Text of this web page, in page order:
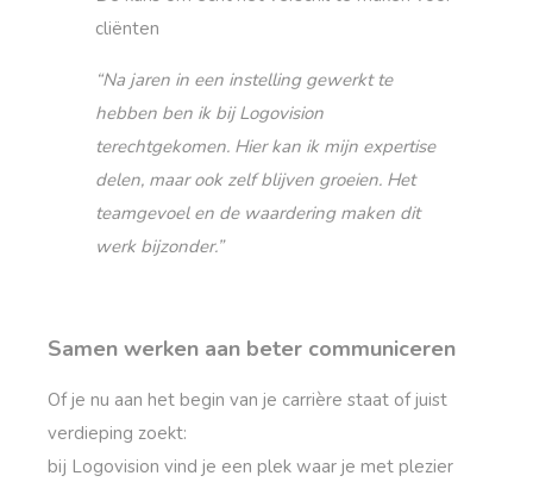
cliënten
“Na jaren in een instelling gewerkt te
hebben ben ik bij Logovision
terechtgekomen. Hier kan ik mijn expertise
delen, maar ook zelf blijven groeien. Het
teamgevoel en de waardering maken dit
werk bijzonder.”
Samen werken aan beter communiceren
Of je nu aan het begin van je carrière staat of juist
verdieping zoekt:
bij Logovision vind je een plek waar je met plezier